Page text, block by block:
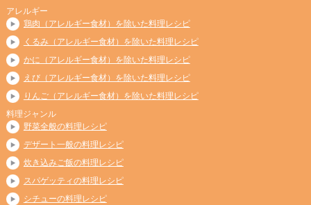
アレルギー
鶏肉（アレルギー食材）を除いた料理レシピ
くるみ（アレルギー食材）を除いた料理レシピ
かに（アレルギー食材）を除いた料理レシピ
えび（アレルギー食材）を除いた料理レシピ
りんご（アレルギー食材）を除いた料理レシピ
料理ジャンル
野菜全般の料理レシピ
デザート一般の料理レシピ
炊き込みご飯の料理レシピ
スパゲッティの料理レシピ
シチューの料理レシピ